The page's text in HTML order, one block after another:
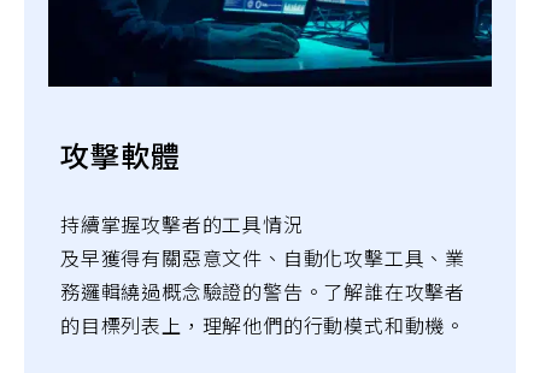
攻擊軟體
持續掌握攻擊者的工具情況
及早獲得有關惡意文件、自動化攻擊工具、業
務邏輯繞過概念驗證的警告。了解誰在攻擊者
的目標列表上，理解他們的行動模式和動機。